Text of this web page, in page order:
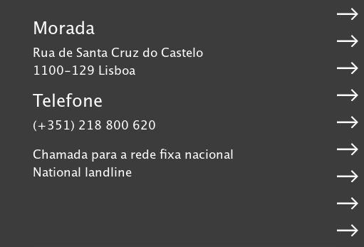
Morada
Rua de Santa Cruz do Castelo
1100-129 Lisboa
Telefone
(+351) 218 800 620
Chamada para a rede fixa nacional
National landline